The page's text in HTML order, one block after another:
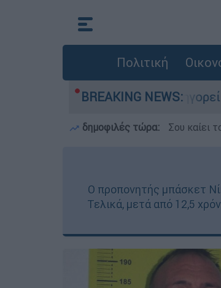
Πολιτική
BREAKING NEWS:
στην Ελλάδα - Κατηγορείται και
δημοφιλές τώρα: Σου καίει
Ο προπονητής μπάσκετ
Τελικά, μετά από 12,5